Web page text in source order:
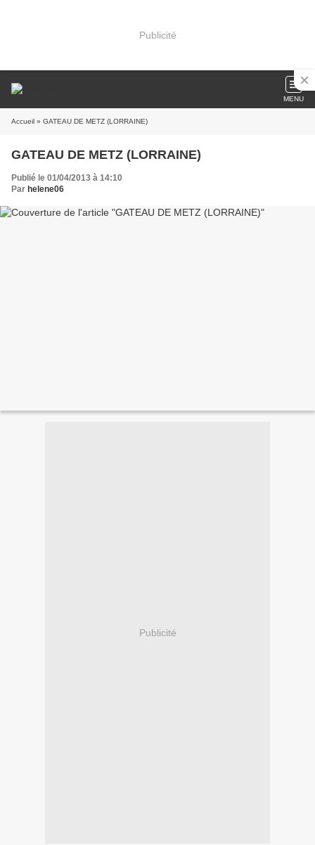
Publicité
MENU
Accueil » GATEAU DE METZ (LORRAINE)
GATEAU DE METZ (LORRAINE)
Publié le 01/04/2013 à 14:10
Par helene06
Publicité